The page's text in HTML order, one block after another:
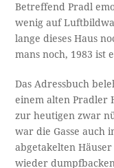
Betreffend Pradl
wenig auf
lange dieses Haus
mans noch, 1983 ist
Das Adressbuch
einem alten Pradler
zur heutigen zwar
war die Gasse auch
abgetakelten
wieder